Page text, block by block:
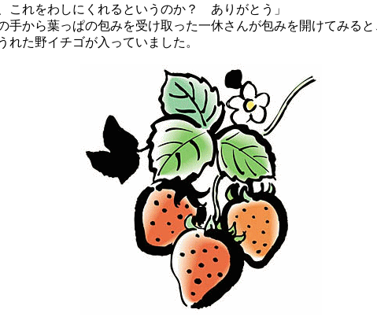
これをわしにくれるというのか？ ありがとう」
手から葉っぱの包みを受け取った一休さんが包みを開けてみると
れた野イチゴが入っていました。